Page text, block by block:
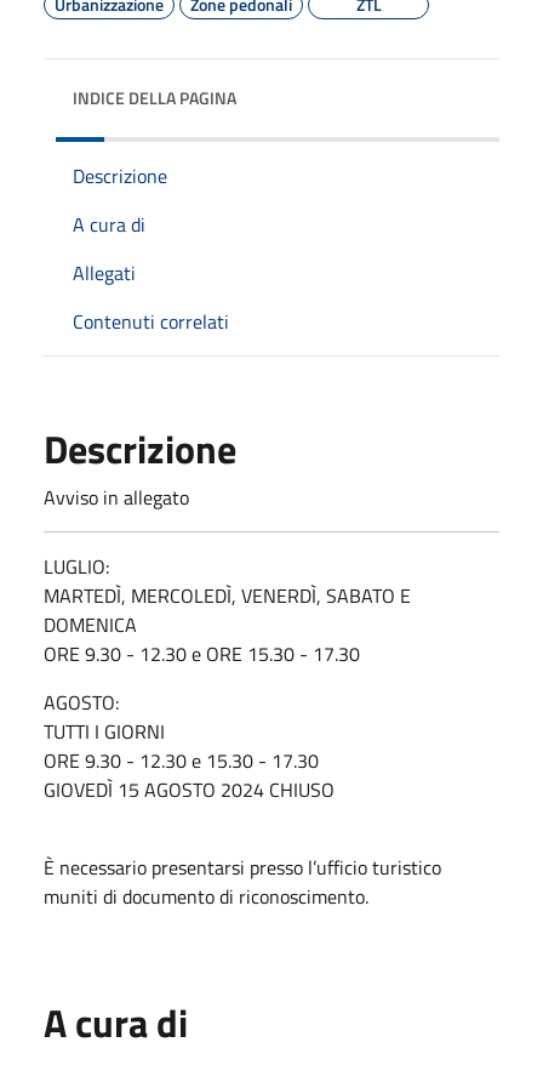
INDICE DELLA PAGINA
Descrizione
A cura di
Allegati
Contenuti correlati
Descrizione
Avviso in allegato
LUGLIO:
MARTEDÌ, MERCOLEDÌ, VENERDÌ, SABATO E
DOMENICA
ORE 9.30 - 12.30 e ORE 15.30 - 17.30
AGOSTO:
TUTTI I GIORNI
ORE 9.30 - 12.30 e 15.30 - 17.30
GIOVEDÌ 15 AGOSTO 2024 CHIUSO
È necessario presentarsi presso l’ufficio turistico
muniti di documento di riconoscimento.
A cura di